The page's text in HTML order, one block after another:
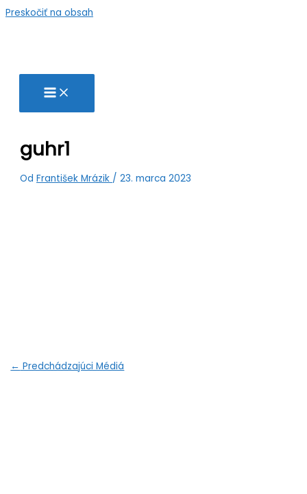
Preskočiť na obsah
guhr1
Od František Mrázik /23. marca 2023
← Predchádzajúci Médiá